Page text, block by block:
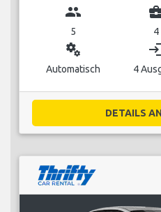
group
5 4
miscellaneous_services
Automatisch 4
DETAILS